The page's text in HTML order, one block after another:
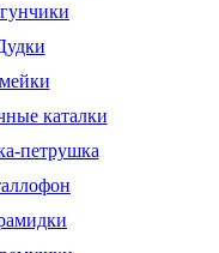
каталки
петрушка